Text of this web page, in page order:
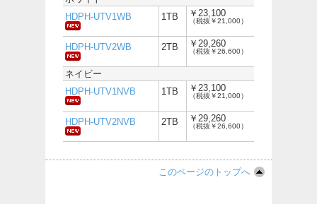
HDPH-UTV1WB
1TB ￥23,100
（税抜￥21,000）
HDPH-UTV2WB 2TB ￥29,260
（税抜￥26,600）
ネイビー
HDPH-UTV1NVB
1TB ￥23,100
（税抜￥21,000）
HDPH-UTV2NVB 2TB ￥29,260
（税抜￥26,600）
このページのトップへ